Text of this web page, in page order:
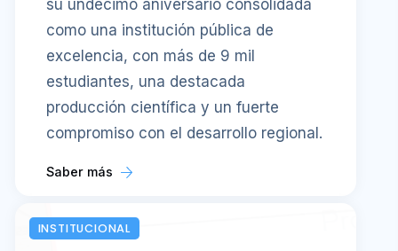
su undécimo aniversario consolidada
como una institución pública de
excelencia, con más de 9 mil
estudiantes, una destacada
producción científica y un fuerte
compromiso con el desarrollo regional.
Saber más
INSTITUCIONAL